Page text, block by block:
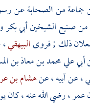
من الصحابة عن
صنيع الشيخينأبي بكر
يفعلان ذلك ; فروىالبيهقي
أبي علي محمد بن معاذ بن
، عن أبيه ، عنهشام بن
عمر، رضي الله عنه ،